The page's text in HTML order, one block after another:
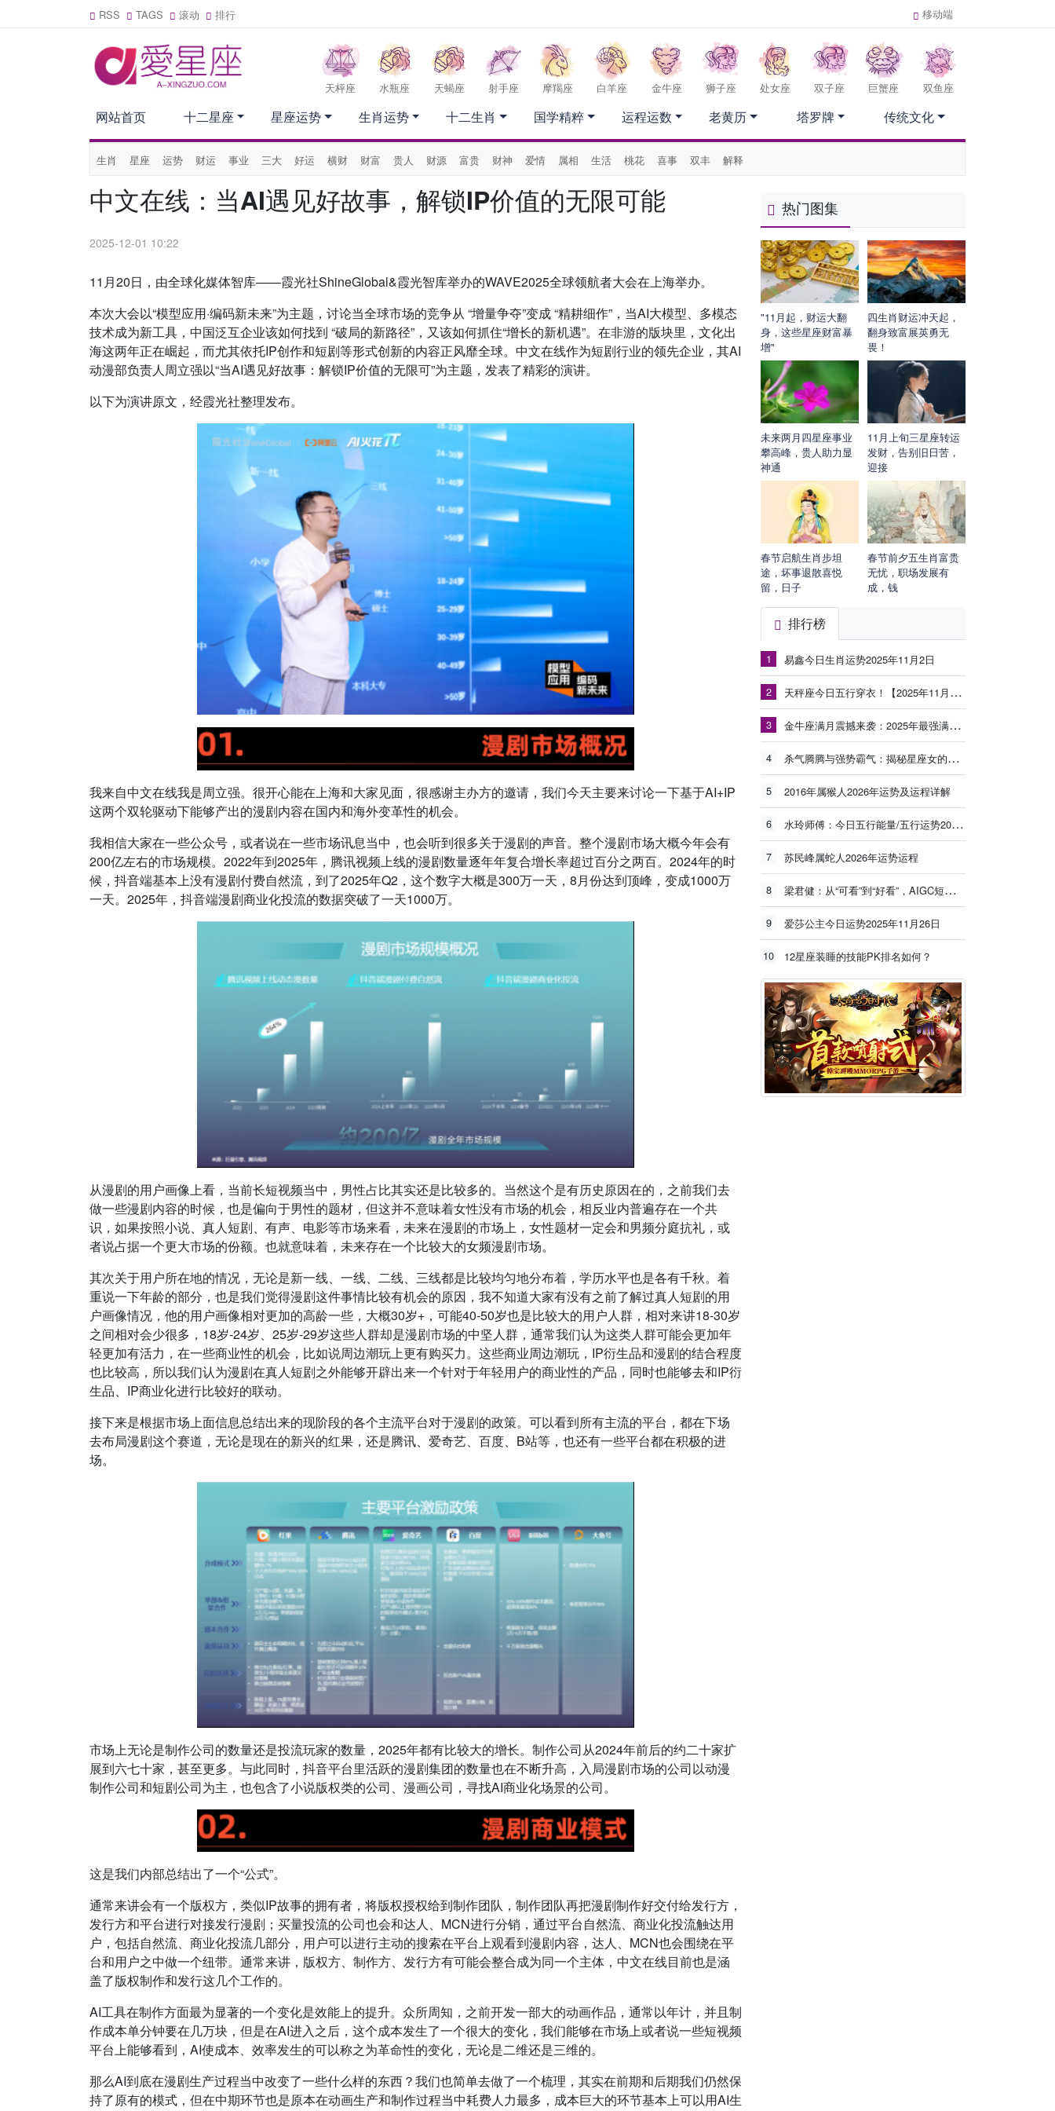
RSS TAGS 滚动 排行 移动端
天枰座 水瓶座 天蝎座 射手座 摩羯座 白羊座 金牛座 狮子座 处女座 双子座 巨蟹座 双鱼座
网站首页
生肖 星座 运势 财运 事业 三大 好运 横财 财富 贵人 财源 富贵 财神 爱情 属相 生活 桃花 喜事 双丰 解释
十二星座 星座运势 生肖运势 十二生肖 国学精粹 运程运数 老黄历 塔罗牌 传统文化
中文在线：当AI遇见好故事，解锁IP价值的无限可能
2025-12-01 10:22
11月20日，由全球化媒体智库——霞光社ShineGlobal&霞光智库举办的WAVE2025全球领航者大会在上海举办。
本次大会以“模型应用·编码新未来”为主题，讨论当全球市场的竞争从 “增量争夺”变成 “精耕细作”，当AI大模型、多模态
技术成为新工具，中国泛互企业该如何找到 “破局的新路径”，又该如何抓住“增长的新机遇”。在非游的版块里，文化出
海这两年正在崛起，而尤其依托IP创作和短剧等形式创新的内容正风靡全球。中文在线作为短剧行业的领先企业，其AI
动漫部负责人周立强以“当AI遇见好故事：解锁IP价值的无限可”为主题，发表了精彩的演讲。
以下为演讲原文，经霞光社整理发布。
我来自中文在线我是周立强。很开心能在上海和大家见面，很感谢主办方的邀请，我们今天主要来讨论一下基于AI+IP
这两个双轮驱动下能够产出的漫剧内容在国内和海外变革性的机会。
我相信大家在一些公众号，或者说在一些市场讯息当中，也会听到很多关于漫剧的声音。整个漫剧市场大概今年会有
200亿左右的市场规模。2022年到2025年，腾讯视频上线的漫剧数量逐年年复合增长率超过百分之两百。2024年的时
候，抖音端基本上没有漫剧付费自然流，到了2025年Q2，这个数字大概是300万一天，8月份达到顶峰，变成1000万
一天。2025年，抖音端漫剧商业化投流的数据突破了一天1000万。
从漫剧的用户画像上看，当前长短视频当中，男性占比其实还是比较多的。当然这个是有历史原因在的，之前我们去
做一些漫剧内容的时候，也是偏向于男性的题材，但这并不意味着女性没有市场的机会，相反业内普遍存在一个共
识，如果按照小说、真人短剧、有声、电影等市场来看，未来在漫剧的市场上，女性题材一定会和男频分庭抗礼，或
者说占据一个更大市场的份额。也就意味着，未来存在一个比较大的女频漫剧市场。
其次关于用户所在地的情况，无论是新一线、一线、二线、三线都是比较均匀地分布着，学历水平也是各有千秋。着
重说一下年龄的部分，也是我们觉得漫剧这件事情比较有机会的原因，我不知道大家有没有之前了解过真人短剧的用
户画像情况，他的用户画像相对更加的高龄一些，大概30岁+，可能40-50岁也是比较大的用户人群，相对来讲18-30岁
之间相对会少很多，18岁-24岁、25岁-29岁这些人群却是漫剧市场的中坚人群，通常我们认为这类人群可能会更加年
轻更加有活力，在一些商业性的机会，比如说周边潮玩上更有购买力。这些商业周边潮玩，IP衍生品和漫剧的结合程度
也比较高，所以我们认为漫剧在真人短剧之外能够开辟出来一个针对于年轻用户的商业性的产品，同时也能够去和IP衍
生品、IP商业化进行比较好的联动。
接下来是根据市场上面信息总结出来的现阶段的各个主流平台对于漫剧的政策。可以看到所有主流的平台，都在下场
去布局漫剧这个赛道，无论是现在的新兴的红果，还是腾讯、爱奇艺、百度、B站等，也还有一些平台都在积极的进
场。
市场上无论是制作公司的数量还是投流玩家的数量，2025年都有比较大的增长。制作公司从2024年前后的约二十家扩
展到六七十家，甚至更多。与此同时，抖音平台里活跃的漫剧集团的数量也在不断升高，入局漫剧市场的公司以动漫
制作公司和短剧公司为主，也包含了小说版权类的公司、漫画公司，寻找AI商业化场景的公司。
这是我们内部总结出了一个“公式”。
通常来讲会有一个版权方，类似IP故事的拥有者，将版权授权给到制作团队，制作团队再把漫剧制作好交付给发行方，
发行方和平台进行对接发行漫剧；买量投流的公司也会和达人、MCN进行分销，通过平台自然流、商业化投流触达用
户，包括自然流、商业化投流几部分，用户可以进行主动的搜索在平台上观看到漫剧内容，达人、MCN也会围绕在平
台和用户之中做一个纽带。通常来讲，版权方、制作方、发行方有可能会整合成为同一个主体，中文在线目前也是涵
盖了版权制作和发行这几个工作的。
AI工具在制作方面最为显著的一个变化是效能上的提升。众所周知，之前开发一部大的动画作品，通常以年计，并且制
作成本单分钟要在几万块，但是在AI进入之后，这个成本发生了一个很大的变化，我们能够在市场上或者说一些短视频
平台上能够看到，AI使成本、效率发生的可以称之为革命性的变化，无论是二维还是三维的。
那么AI到底在漫剧生产过程当中改变了一些什么样的东西？我们也简单去做了一个梳理，其实在前期和后期我们仍然保
持了原有的模式，但在中期环节也是原本在动画生产和制作过程当中耗费人力最多，成本巨大的环节基本上可以用AI生
热门图集
"11月起，财运大翻
身，这些星座财富暴
增"
四生肖财运冲天起，
翻身致富展英勇无
畏！
未来两月四星座事业
攀高峰，贵人助力显
神通
11月上旬三星座转运
发财，告别旧日苦，
迎接
春节启航生肖步坦
途，坏事退散喜悦
留，日子
春节前夕五生肖富贵
无忧，职场发展有
成，钱
排行榜
1 易鑫今日生肖运势2025年11月2日
2 天秤座今日五行穿衣！【2025年11月3日】
3 金牛座满月震撼来袭：2025年最强满月能量冲击旧有模式，新的丰盛正在生长！
4 杀气腾腾与强势霸气：揭秘星座女的独特魅力
5 2016年属猴人2026年运势及运程详解
6 水玲师傅：今日五行能量/五行运势2025年11月17日
7 苏民峰属蛇人2026年运势运程
8 梁君健：从“可看”到“好看”，AIGC短剧要努力
9 爱莎公主今日运势2025年11月26日
10 12星座装睡的技能PK排名如何？